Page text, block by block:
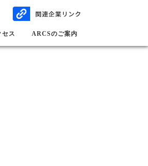
セス ARCSのご案内